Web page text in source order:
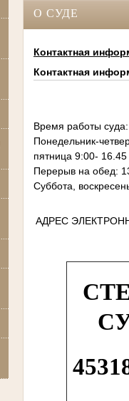
О СУДЕ
Контактная
Контактная
Время работы суда:
Понедельник-
пятница 9:00- 16.45
Перерыв на обед:
Суббота,
АДРЕС